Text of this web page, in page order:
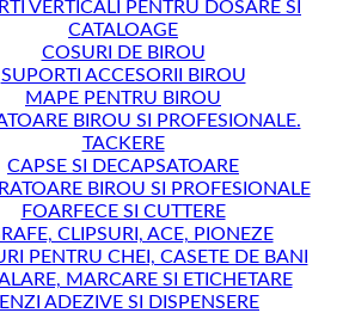
VERTICALI PENTRU DOSARE SI
CATALOAGE
COSURI DE BIROU
SUPORTI ACCESORII BIROU
MAPE PENTRU BIROU
BIROU SI PROFESIONALE.
TACKERE
CAPSE SI DECAPSATOARE
BIROU SI PROFESIONALE
FOARFECE SI CUTTERE
CLIPSURI, ACE, PIONEZE
PENTRU CHEI, CASETE DE BANI
MARCARE SI ETICHETARE
ADEZIVE SI DISPENSERE